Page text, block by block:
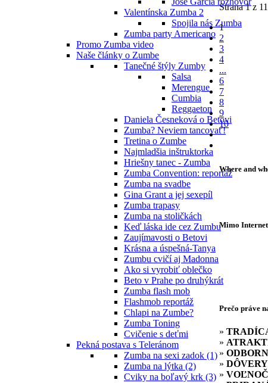
Valentínska Zumba 2
Spojila nás Zumba
Zumba party Americano
Promo Zumba video
Naše články o Zumbe
Tanečné štýly Zumby
Salsa
Merengue
Cumbia
Reggaeton
Daniela Česneková o Betovi
Zumba? Neviem tancovať!
Tretina o Zumbe
Najmladšia inštruktorka
Hriešny tanec - Zumba
Zumba Convention: reportáž
Zumba na svadbe
Gina Grant a jej sexepíl
Zumba trapasy
Zumba na stoličkách
Keď láska ide cez Zumbu
Zaujímavosti o Betovi
Krásna a úspešná-Tanya
Zumbu cvičí aj Madonna
Ako si vyrobiť oblečko
Beto v Prahe po druhýkrát
Zumba flash mob
Flashmob reportáž
Chlapi na Zumbe?
Zumba Toning
Cvičenie s deťmi
Pekná postava s Teleránom
Zumba na sexi zadok (1)
Zumba na lýtka (2)
Cviky na boľavý krk (3)
Strana 1 z
1
2
3
4
...
6
7
8
9
10
Where and
Mimo
Prečo práve
»
»
»
»
»